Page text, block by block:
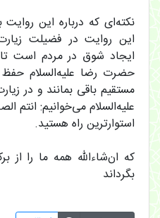
نکته‌ای که درباره این
این روایت در فضیلت
ایجاد شوق در مردم است
حضرت رضا علیه‌السلام حفظ
مستقیم باقی بمانند و در
علیه‌السلام می‌خوانیم: انتم
استوارترین راه هستید.
که ان‌شاءالله همه ما را از
بگرداند